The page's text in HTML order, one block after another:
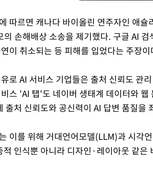
따르면 캐나다 바이올린 연주자인 애
의 손해배상 소송을 제기했다. 구글 AI
이 취소되는 등 피해를 입었다는 주장
로 AI 서비스 기업들은 출처 신뢰도 관
스 'AI 탭'도 네이버 생태계 데이터와
출처 신뢰도와 공신력이 AI 답변 품질을
이를 위해 거대언어모델(LLM)과 시각
적 인식뿐 아니라 디자인·레이아웃 같